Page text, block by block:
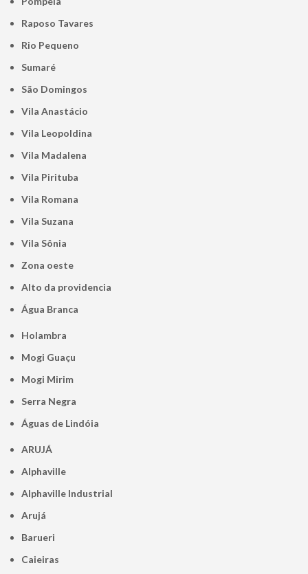
Raposo Tavares
Rio Pequeno
Sumaré
São Domingos
Vila Anastácio
Vila Leopoldina
Vila Madalena
Vila Pirituba
Vila Romana
Vila Suzana
Vila Sônia
Zona oeste
alto da providencia
Água Branca
Holambra
Mogi Guaçu
Mogi Mirim
Serra Negra
Águas de Lindóia
ARUJÁ
Alphaville
Alphaville Industrial
Arujá
Barueri
Caieiras